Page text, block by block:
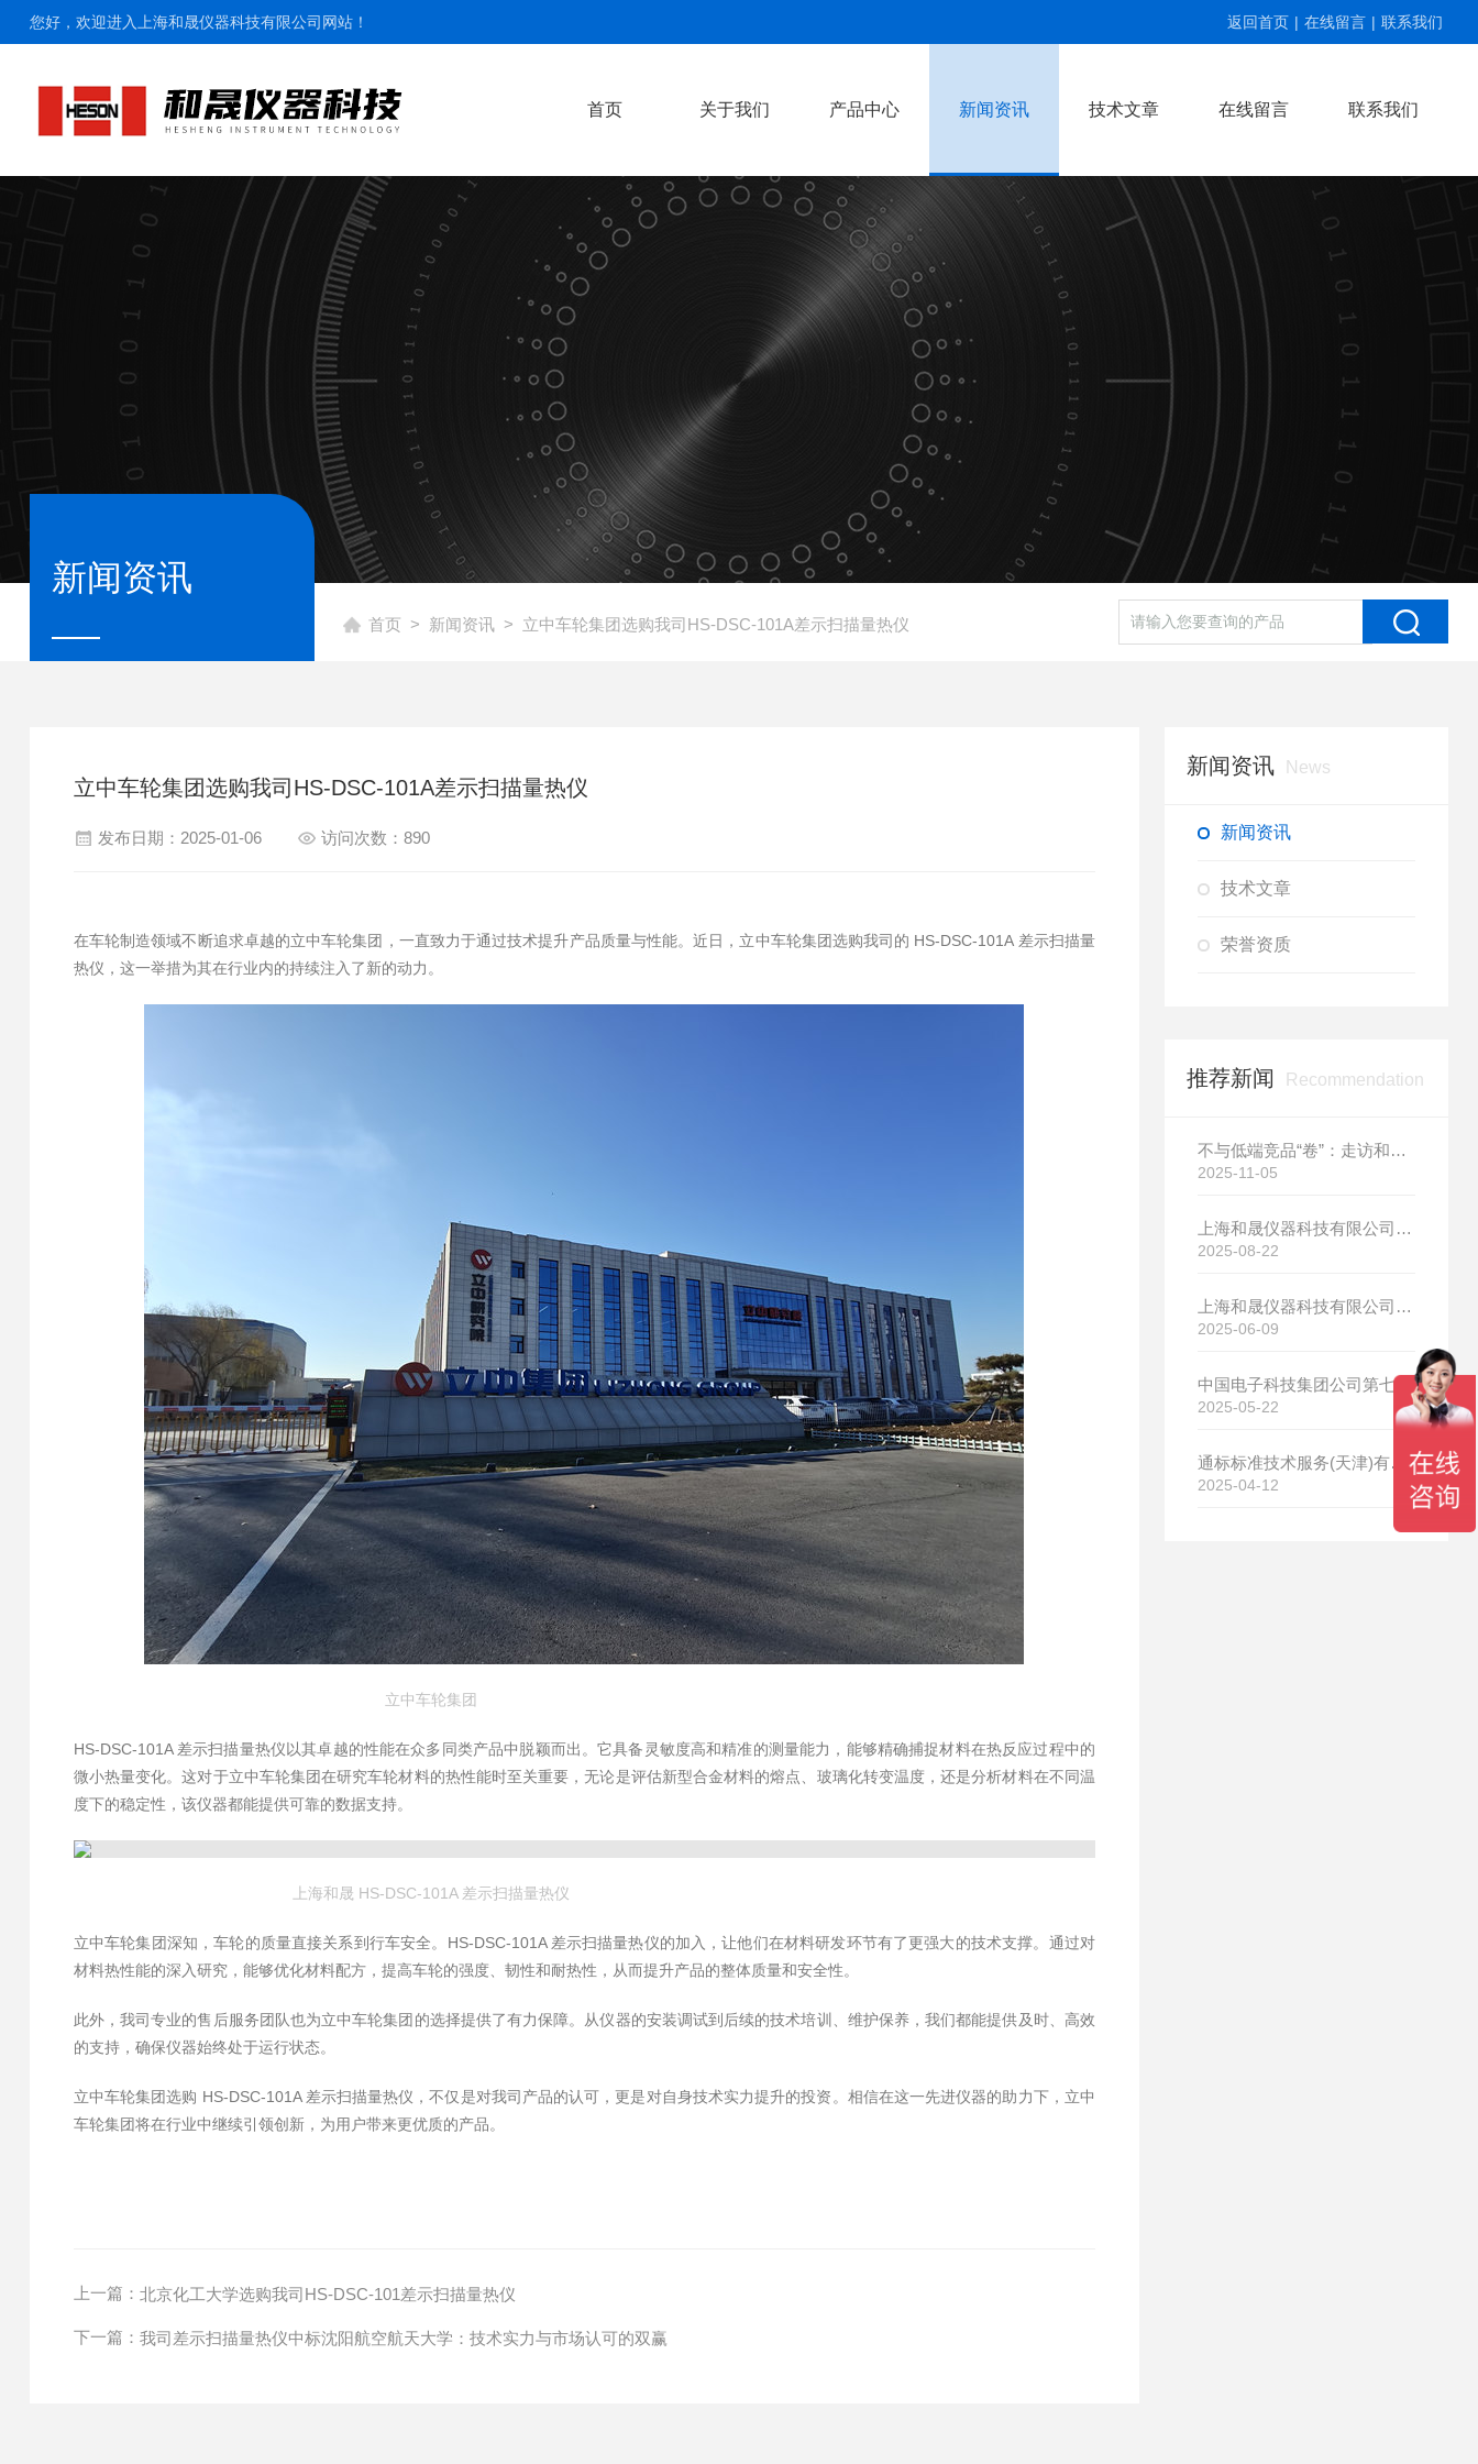
您好，欢迎进入上海和晟仪器科技有限公司网站！ 返回首页 | 在线留言 | 联系我们
首页 关于我们 产品中心 新闻资讯 技术文章 在线留言 联系我们
新闻资讯
首页 > 新闻资讯> 立中车轮集团选购我司HS-DSC-101A差示扫描量热仪
立中车轮集团选购我司HS-DSC-101A差示扫描量热仪
发布日期：2025-01-06 访问次数：890
在车轮制造领域不断追求卓越的立中车轮集团，一直致力于通过技术提升产品质量与性能。近日，立中车轮集团选购我司的 HS-DSC-101A 差示扫描量
热仪，这一举措为其在行业内的持续注入了新的动力。
立中车轮集团
HS-DSC-101A 差示扫描量热仪以其卓越的性能在众多同类产品中脱颖而出。它具备灵敏度高和精准的测量能力，能够精确捕捉材料在热反应过程中的
微小热量变化。这对于立中车轮集团在研究车轮材料的热性能时至关重要，无论是评估新型合金材料的熔点、玻璃化转变温度，还是分析材料在不同温
度下的稳定性，该仪器都能提供可靠的数据支持。
上海和晟 HS-DSC-101A 差示扫描量热仪
立中车轮集团深知，车轮的质量直接关系到行车安全。HS-DSC-101A 差示扫描量热仪的加入，让他们在材料研发环节有了更强大的技术支撑。通过对
材料热性能的深入研究，能够优化材料配方，提高车轮的强度、韧性和耐热性，从而提升产品的整体质量和安全性。
此外，我司专业的售后服务团队也为立中车轮集团的选择提供了有力保障。从仪器的安装调试到后续的技术培训、维护保养，我们都能提供及时、高效
的支持，确保仪器始终处于运行状态。
立中车轮集团选购 HS-DSC-101A 差示扫描量热仪，不仅是对我司产品的认可，更是对自身技术实力提升的投资。相信在这一先进仪器的助力下，立中
车轮集团将在行业中继续引领创新，为用户带来更优质的产品。
上一篇： 北京化工大学选购我司HS-DSC-101差示扫描量热仪
下一篇： 我司差示扫描量热仪中标沈阳航空航天大学：技术实力与市场认可的双赢
新闻资讯 News
新闻资讯
技术文章
荣誉资质
推荐新闻 Recommendation
不与低端竞品“卷”：走访和晟科技，探寻国产热分析如何行稳致远
2025-11-05
上海和晟仪器科技有限公司新厂开工大吉
2025-08-22
上海和晟仪器科技有限公司新厂开工大吉
2025-06-09
2025-05-22
通标标准技术服务(天津)有限公司选购我司HS-DR-5导热系数测试仪
2025-04-12